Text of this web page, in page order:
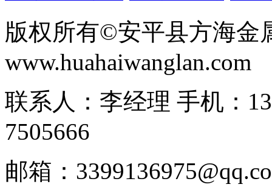
版权所有©安平县方海金
www.huahaiwanglan.com
联系人：李经理 手机：
7505666
邮箱：